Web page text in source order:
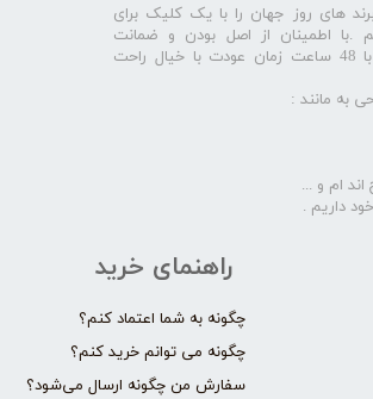
راهنمای خرید
چگونه به شما اعتماد کنم؟
چگونه می توانم خرید کنم؟
سفارش من چگونه ارسال می‌شود؟
های روز جهان را با یک کلیک برای
.با اطمینان از اصل بودن و ضمانت
اصالت کالا با 48 ساعت زمان عودت با خیال راحت
به مانند :
داریم .​​​​​​​